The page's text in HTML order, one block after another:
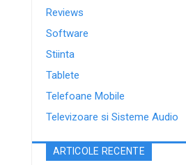
Reviews
Software
Stiinta
Tablete
Telefoane Mobile
Televizoare si Sisteme Audio
ARTICOLE RECENTE